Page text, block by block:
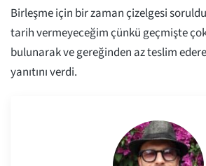
Birleşme için bir zaman çizelgesi
tarih vermeyeceğim çünkü geçmişte
bulunarak ve gereğinden az teslim
yanıtını verdi.